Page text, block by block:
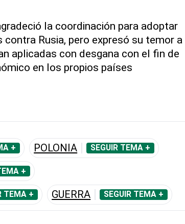
la coordinación para adoptar
Rusia, pero expresó su temor a
aplicadas con desgana con el fin de
en los propios países
+ POLONIA SEGUIR TEMA +
+
TEMA + GUERRA SEGUIR TEMA +